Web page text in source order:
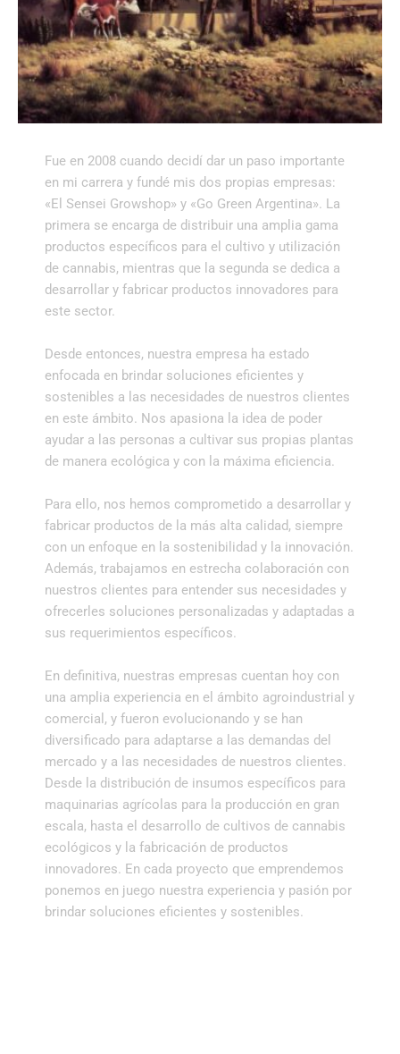
Fue en 2008 cuando decidí dar un paso importante
en mi carrera y fundé mis dos propias empresas:
«El Sensei Growshop» y «Go Green Argentina». La
primera se encarga de distribuir una amplia gama
productos específicos para el cultivo y utilización
de cannabis, mientras que la segunda se dedica a
desarrollar y fabricar productos innovadores para
este sector.
Desde entonces, nuestra empresa ha estado
enfocada en brindar soluciones eficientes y
sostenibles a las necesidades de nuestros clientes
en este ámbito. Nos apasiona la idea de poder
ayudar a las personas a cultivar sus propias plantas
de manera ecológica y con la máxima eficiencia.
Para ello, nos hemos comprometido a desarrollar y
fabricar productos de la más alta calidad, siempre
con un enfoque en la sostenibilidad y la innovación.
Además, trabajamos en estrecha colaboración con
nuestros clientes para entender sus necesidades y
ofrecerles soluciones personalizadas y adaptadas a
sus requerimientos específicos.
En definitiva, nuestras empresas cuentan hoy con
una amplia experiencia en el ámbito agroindustrial y
comercial, y fueron evolucionando y se han
diversificado para adaptarse a las demandas del
mercado y a las necesidades de nuestros clientes.
Desde la distribución de insumos específicos para
maquinarias agrícolas para la producción en gran
escala, hasta el desarrollo de cultivos de cannabis
ecológicos y la fabricación de productos
innovadores. En cada proyecto que emprendemos
ponemos en juego nuestra experiencia y pasión por
brindar soluciones eficientes y sostenibles.